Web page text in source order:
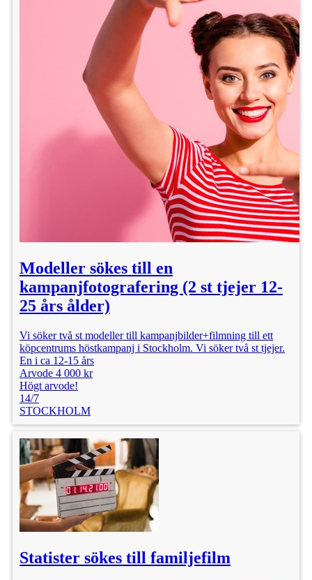
Modeller sökes till en
kampanjfotografering (2 st tjejer 12-
25 års ålder)
Vi söker två st modeller till kampanjbilder+filmning till ett
köpcentrums höstkampanj i Stockholm. Vi söker två st tjejer.
En i ca 12-15 års
Arvode 4 000 kr
Högt arvode!
14/7
STOCKHOLM
Statister sökes till familjefilm